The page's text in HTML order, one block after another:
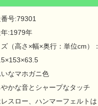
号:79301
:1979年
（高さ×幅×奥行：単位cm）：
いなマホガニ色
やかな音とシャープなタッチ
スロー、ハンマーフェルトは